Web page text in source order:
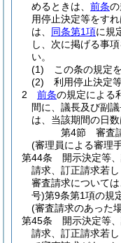
めるときは、 前条
用停止決定等をすれ
は、 同条第1項に規
し、次に掲げる事
い。
(1)
この条の規定
(2)
利用停止決定
2
前条の規定による
間に、議長及び副
は、当該期間の日数
第4節
審査
(審理員による審理
第44条
開示決定等
請求、訂正請求若
審査請求について
号)第9条第1項の規
(審査請求のあった
第45条
開示決定等
請求、訂正請求若